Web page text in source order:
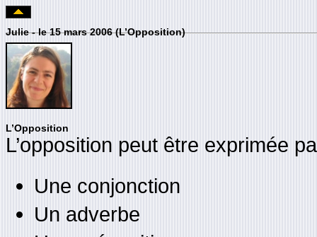
Julie - le 15 mars 2006 (L’Opposition)
L’Opposition
L’opposition peut être exprimée
Une conjonction
Un adverbe